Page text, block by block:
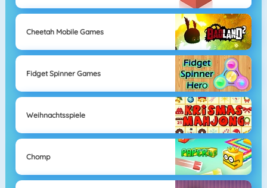
Cheetah Mobile Games
Fidget Spinner Games
Weihnachtsspiele
Chomp